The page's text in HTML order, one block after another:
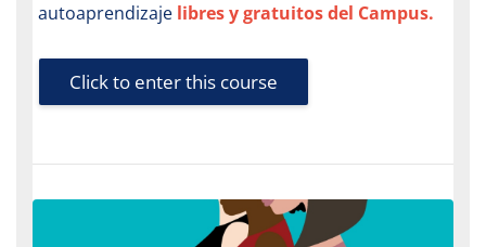
autoaprendizaje libres y gratuitos del Campus.
Click to enter this course